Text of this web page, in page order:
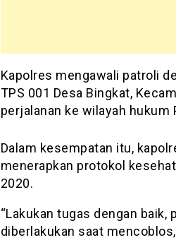
Kapolres mengawali patroli
TPS 001 Desa Bingkat,
perjalanan ke wilayah hukum
Dalam kesempatan itu,
menerapkan protokol
2020.
“Lakukan tugas dengan
diberlakukan saat